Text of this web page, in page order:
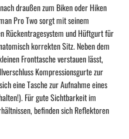
draußen zum Biken oder Hiken
Pro Two sorgt mit seinem
Rückentragesystem und Hüftgurt für
korrekten Sitz. Neben dem
Fronttasche verstauen lässt,
Kompressionsgurte zur
eine Tasche zur Aufnahme eines
Für gute Sichtbarkeit im
befinden sich Reflektoren